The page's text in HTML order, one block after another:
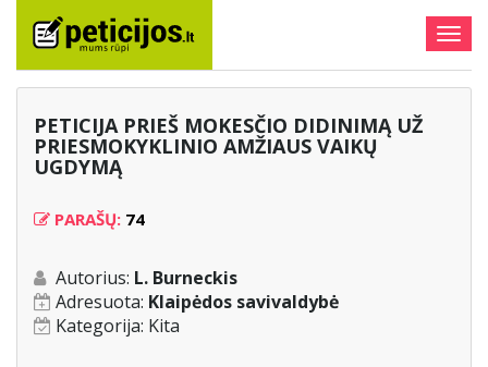
PETICIJA PRIEŠ MOKESČIO DIDINIMĄ UŽ
PRIESMOKYKLINIO AMŽIAUS VAIKŲ
UGDYMĄ
PARAŠŲ: 74
Autorius: L. Burneckis
Adresuota: Klaipėdos savivaldybė
Kategorija: Kita